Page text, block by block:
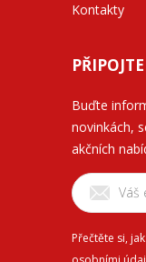
Kontakty
Buďte
novinkách,
akčních
Přečtěte si,